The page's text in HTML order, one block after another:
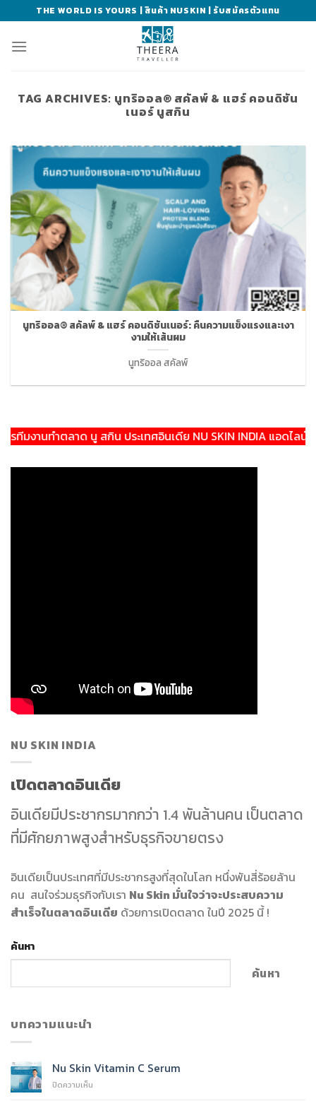
to
content
THE WORLD IS YOURS | สินค้า NUSKIN | รับสมัครตัวแทน
TAG ARCHIVES: นูทริออล® สคัลพ์ & แฮร์ คอนดิชัน
เนอร์ นูสกิน
นูทริออล® สคัลพ์ & แฮร์ คอนดิชันเนอร์: คืนความแข็งแรงและเงา
งามให้เส้นผม
นูทริออล สคัลพ์
านทำตลาด นู สกิน ประเทศอินเดีย NU SKIN INDIA แอดไลน์
NU SKIN INDIA
เปิดตลาดอินเดีย
อินเดียมีประชากรมากกว่า 1.4 พันล้านคน เป็นตลาด
ที่มีศักยภาพสูงสำหรับธุรกิจขายตรง
อินเดียเป็นประเทศที่มีประชากรสูงที่สุดในโลก หนึ่งพันสี่ร้อยล้าน
คน สนใจร่วมธุรกิจกับเรา Nu Skin มั่นใจว่าจะประสบความ
สำเร็จในตลาดอินเดีย ด้วยการเปิดตลาด ในปี 2025 นี้ !
ค้นหา
ค้นหา
บทความแนะนำ
Nu Skin Vitamin C Serum
ปิดความเห็น